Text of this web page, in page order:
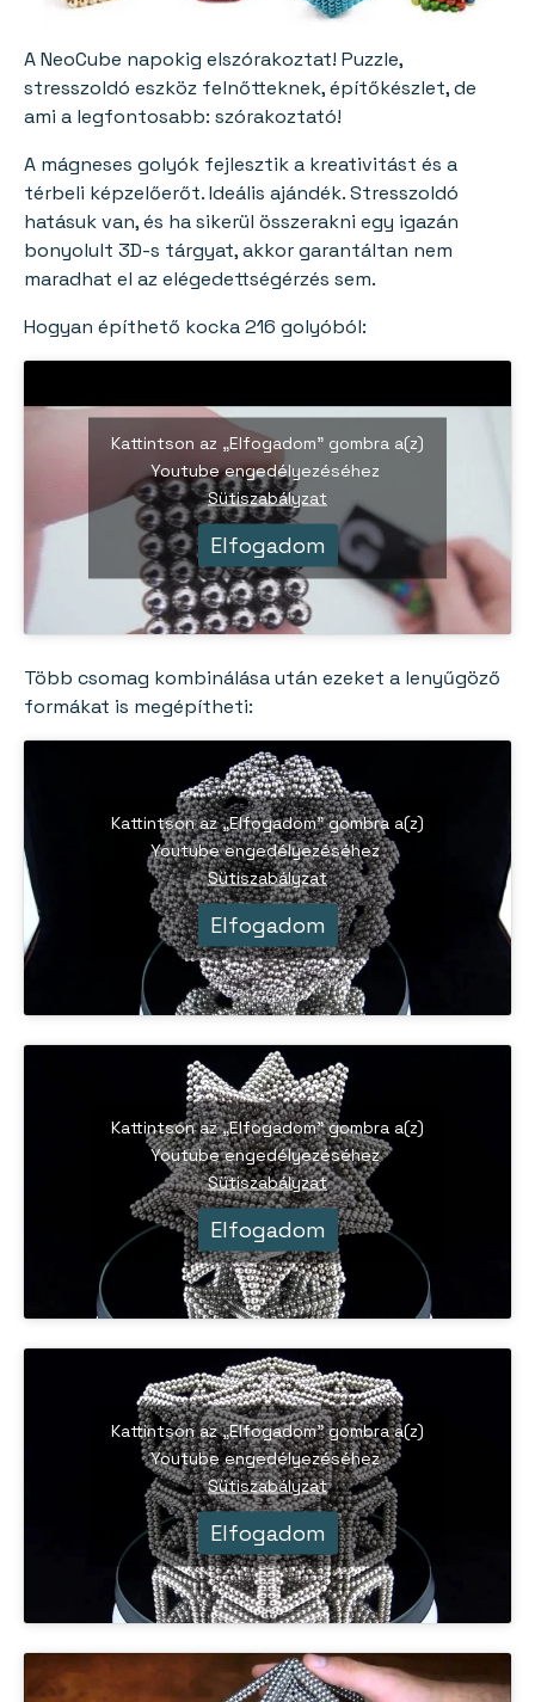
A NeoCube napokig elszórakoztat! Puzzle,
stresszoldó eszköz felnőtteknek, építőkészlet, de
ami a legfontosabb: szórakoztató!
A mágneses golyók fejlesztik a kreativitást és a
térbeli képzelőerőt. Ideális ajándék. Stresszoldó
hatásuk van, és ha sikerül összerakni egy igazán
bonyolult 3D-s tárgyat, akkor garantáltan nem
maradhat el az elégedettségérzés sem.
Hogyan építhető kocka 216 golyóból:
Kattintson az „Elfogadom” gombra a(z)
Youtube engedélyezéséhez
Sütiszabályzat
Elfogadom
Több csomag kombinálása után ezeket a lenyűgöző
formákat is megépítheti:
Kattintson az „Elfogadom” gombra a(z)
Youtube engedélyezéséhez
Sütiszabályzat
Elfogadom
Kattintson az „Elfogadom” gombra a(z)
Youtube engedélyezéséhez
Sütiszabályzat
Elfogadom
Kattintson az „Elfogadom” gombra a(z)
Youtube engedélyezéséhez
Sütiszabályzat
Elfogadom